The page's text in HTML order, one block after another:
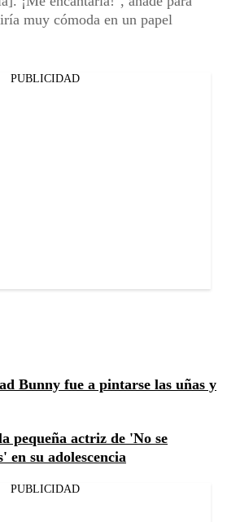
muy cómoda en un papel
PUBLICIDAD
Bunny fue a pintarse las uñas y
pequeña actriz de 'No se
en su adolescencia
PUBLICIDAD